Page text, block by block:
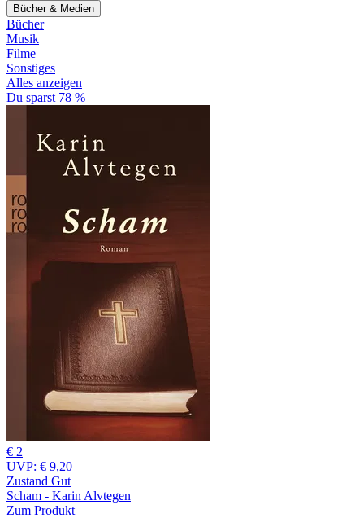
Bücher & Medien
Bücher
Musik
Filme
Sonstiges
Alles anzeigen
Du sparst 78 %
€ 2
UVP: € 9,20
Zustand Gut
Scham - Karin Alvtegen
Zum Produkt